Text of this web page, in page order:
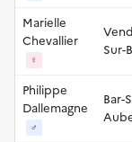
Marielle
Chevallier
♀
Sur-
Philippe
Dallemagne
♂
Bar-